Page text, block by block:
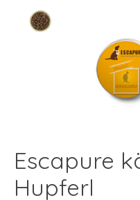
Escapure
Hupferl